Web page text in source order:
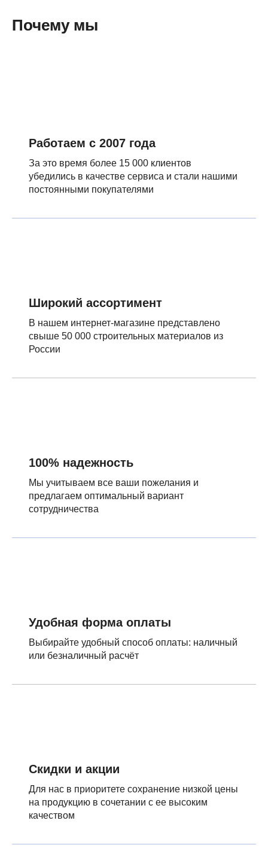
Почему мы
Работаем с 2007 года
За это время более 15 000 клиентов
убедились в качестве сервиса и стали нашими
постоянными покупателями
Широкий ассортимент
В нашем интернет-магазине представлено
свыше 50 000 строительных материалов из
России
100% надежность
Мы учитываем все ваши пожелания и
предлагаем оптимальный вариант
сотрудничества
Удобная форма оплаты
Выбирайте удобный способ оплаты: наличный
или безналичный расчёт
Скидки и акции
Для нас в приоритете сохранение низкой цены
на продукцию в сочетании с ее высоким
качеством